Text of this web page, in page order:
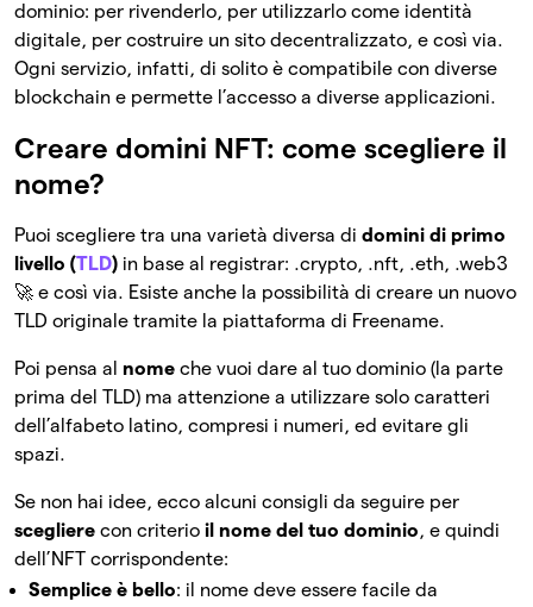
dominio: per rivenderlo, per utilizzarlo come identità
digitale, per costruire un sito decentralizzato, e così via.
Ogni servizio, infatti, di solito è compatibile con diverse
blockchain e permette l’accesso a diverse applicazioni.
Creare domini NFT: come scegliere il
nome?
Puoi scegliere tra una varietà diversa di domini di primo
livello (TLD) in base al registrar: .crypto, .nft, .eth, .web3
🚀 e così via. Esiste anche la possibilità di creare un nuovo
TLD originale tramite la piattaforma di Freename.
Poi pensa al nome che vuoi dare al tuo dominio (la parte
prima del TLD) ma attenzione a utilizzare solo caratteri
dell’alfabeto latino, compresi i numeri, ed evitare gli
spazi.
Se non hai idee, ecco alcuni consigli da seguire per
scegliere con criterio il nome del tuo dominio, e quindi
dell’NFT corrispondente:
Semplice è bello: il nome deve essere facile da